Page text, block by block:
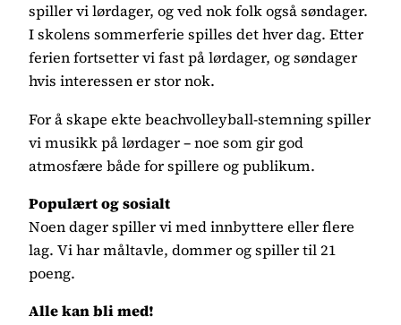
spiller vi lørdager, og ved nok folk også søndager.
I skolens sommerferie spilles det hver dag. Etter
ferien fortsetter vi fast på lørdager, og søndager
hvis interessen er stor nok.
For å skape ekte beachvolleyball-stemning spiller
vi musikk på lørdager – noe som gir god
atmosfære både for spillere og publikum.
Populært og sosialt
Noen dager spiller vi med innbyttere eller flere
lag. Vi har måltavle, dommer og spiller til 21
poeng.
Alle kan bli med!